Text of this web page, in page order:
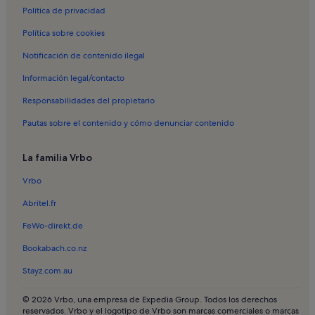
Política de privacidad
Política sobre cookies
Notificación de contenido ilegal
Información legal/contacto
Responsabilidades del propietario
Pautas sobre el contenido y cómo denunciar contenido
La familia Vrbo
Vrbo
Abritel.fr
FeWo-direkt.de
Bookabach.co.nz
Stayz.com.au
© 2026 Vrbo, una empresa de Expedia Group. Todos los derechos
reservados. Vrbo y el logotipo de Vrbo son marcas comerciales o marcas